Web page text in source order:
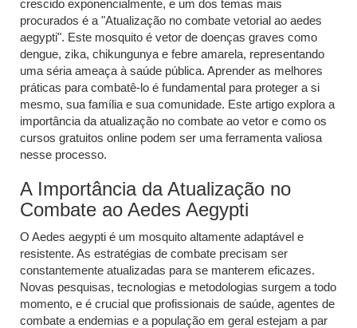
crescido exponencialmente, e um dos temas mais
procurados é a "Atualização no combate vetorial ao aedes
aegypti". Este mosquito é vetor de doenças graves como
dengue, zika, chikungunya e febre amarela, representando
uma séria ameaça à saúde pública. Aprender as melhores
práticas para combatê-lo é fundamental para proteger a si
mesmo, sua família e sua comunidade. Este artigo explora a
importância da atualização no combate ao vetor e como os
cursos gratuitos online podem ser uma ferramenta valiosa
nesse processo.
A Importância da Atualização no
Combate ao Aedes Aegypti
O Aedes aegypti é um mosquito altamente adaptável e
resistente. As estratégias de combate precisam ser
constantemente atualizadas para se manterem eficazes.
Novas pesquisas, tecnologias e metodologias surgem a todo
momento, e é crucial que profissionais de saúde, agentes de
combate a endemias e a população em geral estejam a par